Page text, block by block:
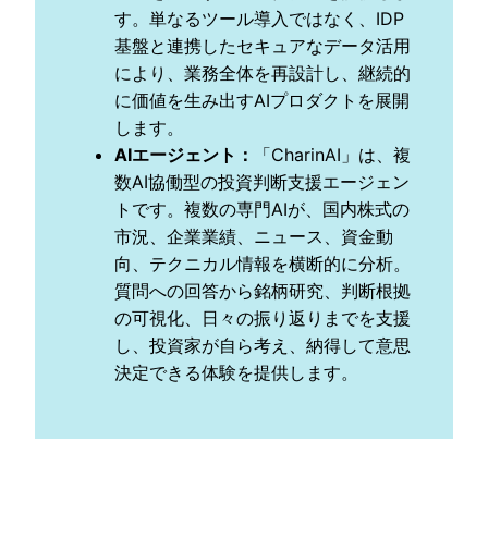
す。単なるツール導入ではなく、IDP
基盤と連携したセキュアなデータ活用
により、業務全体を再設計し、継続的
に価値を生み出すAIプロダクトを展開
します。
AIエージェント ：
「CharinAI」は、複
数AI協働型の投資判断支援エージェン
トです。複数の専門AIが、国内株式の
市況、企業業績、ニュース、資金動
向、テクニカル情報を横断的に分析。
質問への回答から銘柄研究、判断根拠
の可視化、日々の振り返りまでを支援
し、投資家が自ら考え、納得して意思
決定できる体験を提供します。